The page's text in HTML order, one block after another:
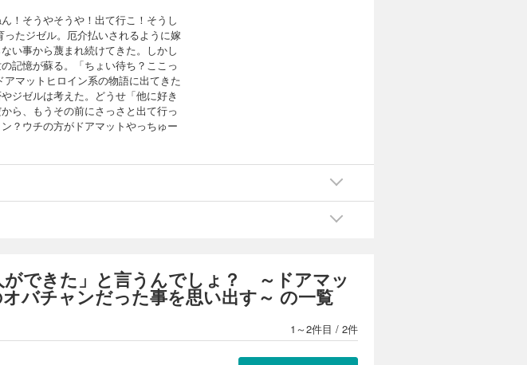
！そうやそうや！出て行こ！そうし
たジゼル。厄介払いされるように嫁
い事から蔑まれ続けてきた。しかし
記憶が蘇る。「ちょい待ち？ここっ
マットヒロイン系の物語に出てきた
ジゼルは考えた。どうせ「他に好き
ら、もうその前にさっさと出て行っ
？ウチの方がドアマットやっちゅー
できた」と言うんでしょ？ ～ドアマッ
バチャンだった事を思い出す～ の一覧
1～2件目 / 2件